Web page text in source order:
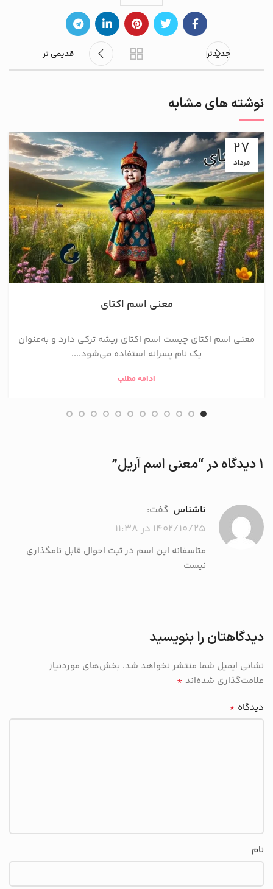
جدیدتر قدیمی تر
نوشته های مشابه
27
مرداد
معنی اسم اکتای
معنی اسم اکتای چیست اسم اکتای ریشه ترکی دارد و به‌عنوان
یک نام پسرانه استفاده می‌شود....
ادامه مطلب
1 دیدگاه در “ معنی اسم آریل”
ناشناس گفت:
۱۴۰۲/۱۰/۲۵ در ۱۱:۳۸
متاسفانه این اسم در ثبت احوال قابل نامگذاری
نیست
دیدگاهتان را بنویسید
نشانی ایمیل شما منتشر نخواهد شد. بخش‌های موردنیاز
علامت‌گذاری شده‌اند *
دیدگاه *
نام